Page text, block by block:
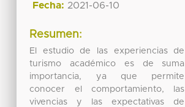
Fecha: 2021-06-10
Resumen:
El estudio de las experiencias de
turismo académico es de suma
importancia, ya que permite
conocer el comportamiento, las
vivencias y las expectativas de